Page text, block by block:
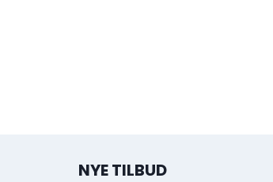
NYE TILBUD